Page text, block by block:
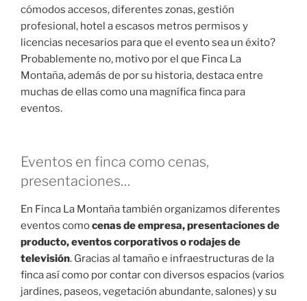
cómodos accesos, diferentes zonas, gestión
profesional, hotel a escasos metros permisos y
licencias necesarios para que el evento sea un éxito?
Probablemente no, motivo por el que Finca La
Montaña, además de por su historia, destaca entre
muchas de ellas como una magnífica finca para
eventos.
Eventos en finca como cenas,
presentaciones…
En Finca La Montaña también organizamos diferentes
eventos comocenas de empresa, presentaciones de
producto, eventos corporativos o rodajes de
televisión. Gracias al tamaño e infraestructuras de la
finca así como por contar con diversos espacios (varios
jardines, paseos, vegetación abundante, salones) y su